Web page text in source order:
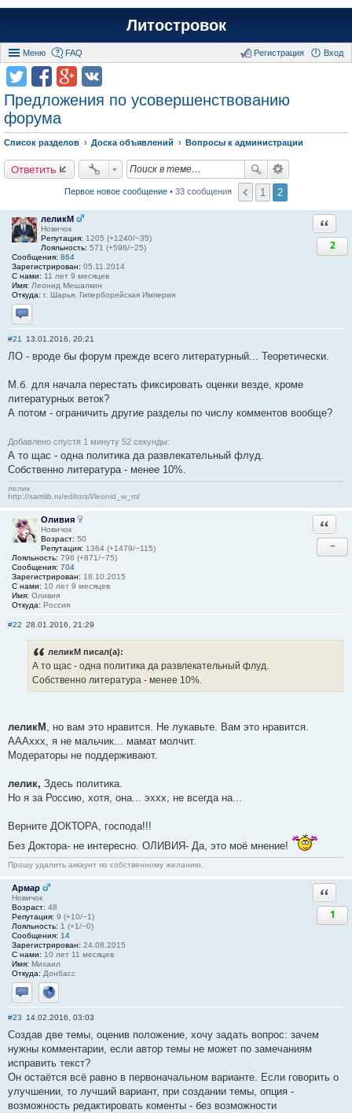
Литостровок
Меню FAQ Вход
Регистрация
Предложения по усовершенствованию
форума
Список разделов Доска объявлений Вопросы к администрации
Ответить
Первое новое сообщение • 33 сообщения 1 2
леликМ
Новичок
Репутация: 1205 (+1240/−35)
Лояльность: 571 (+596/−25)
Сообщения: 864
Зарегистрирован: 05.11.2014
С нами: 11 лет 9 месяцев
Имя: Леонид Мешалкин
Откуда: г. Шарья, Гиперборейская Империя
Отправить личное сообщение
2
#21 13.01.2016, 20:21
ЛО - вроде бы форум прежде всего литературный... Теоретически.
М.б. для начала перестать фиксировать оценки везде, кроме
литературных веток?
А потом - ограничить другие разделы по числу комментов вообще?
Добавлено спустя 1 минуту 52 секунды:
А то щас - одна политика да развлекательный флуд.
Собственно литература - менее 10%.
лелик
http://samlib.ru/editors/l/leonid_w_m/
Оливия
Новичок
Возраст: 50
Репутация: 1364 (+1479/−115)
Лояльность: 796 (+871/−75)
Сообщения: 704
Зарегистрирован: 18.10.2015
С нами: 10 лет 9 месяцев
Имя: Оливия
Откуда: Россия
−
#22 28.01.2016, 21:29
леликМ писал(а):
А то щас - одна политика да развлекательный флуд.
Собственно литература - менее 10%.
леликМ , но вам это нравится. Не лукавьте. Вам это нравится.
АААххх, я не мальчик... мамат молчит.
Модераторы не поддерживают.
лелик, Здесь политика.
Но я за Россию, хотя, она... эххх, не всегда на...
Верните ДОКТОРА, господа!!!
Без Доктора- не интересно. ОЛИВИЯ- Да, это моё мнение!
Прошу удалить аккаунт по собственному желанию.
Армар
Новичок
Возраст: 48
Репутация: 9 (+10/−1)
Лояльность: 1 (+1/−0)
Сообщения: 14
Зарегистрирован: 24.08.2015
С нами: 10 лет 11 месяцев
Имя: Михаил
Откуда: Донбасс
Отправить личное сообщение
Сайт
1
#23 14.02.2016, 03:03
Создав две темы, оценив положение, хочу задать вопрос: зачем
нужны комментарии, если автор темы не может по замечаниям
исправить текст?
Он остаётся всё равно в первоначальном варианте. Если говорить о
улучшении, то лучший вариант, при создании темы, опция -
возможность редактировать коменты - без возможности